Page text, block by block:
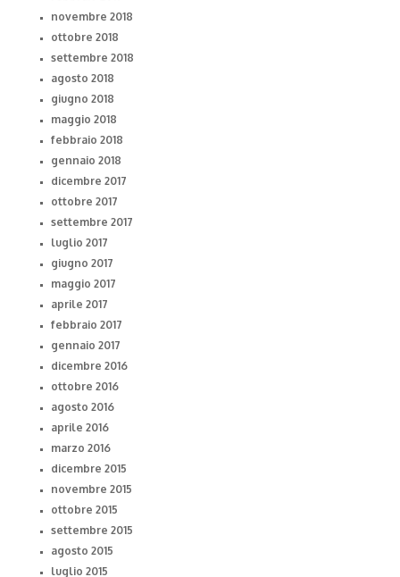
novembre 2018
ottobre 2018
settembre 2018
agosto 2018
giugno 2018
maggio 2018
febbraio 2018
gennaio 2018
dicembre 2017
ottobre 2017
settembre 2017
luglio 2017
giugno 2017
maggio 2017
aprile 2017
febbraio 2017
gennaio 2017
dicembre 2016
ottobre 2016
agosto 2016
aprile 2016
marzo 2016
dicembre 2015
novembre 2015
ottobre 2015
settembre 2015
agosto 2015
luglio 2015